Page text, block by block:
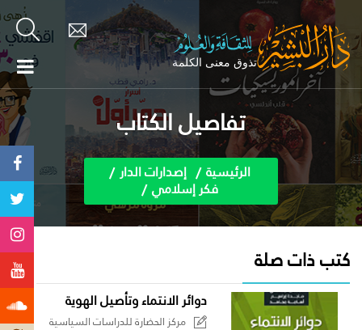
تفاصيل الكتاب
الرئيسية إصدارات الدار
فكر إسلامي
كتب ذات صلة
دوائر الانتماء وتأصيل الهوية
مركز الحضارة للدراسات السياسية